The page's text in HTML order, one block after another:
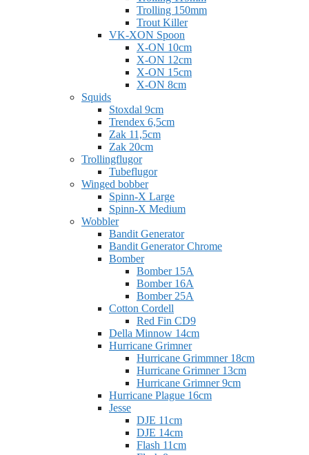
Trolling 150mm
Trout Killer
VK-XON Spoon
X-ON 10cm
X-ON 12cm
X-ON 15cm
X-ON 8cm
Squids
Stoxdal 9cm
Trendex 6,5cm
Zak 11,5cm
Zak 20cm
Trollingflugor
Tubeflugor
Winged bobber
Spinn-X Large
Spinn-X Medium
Wobbler
Bandit Generator
Bandit Generator Chrome
Bomber
Bomber 15A
Bomber 16A
Bomber 25A
Cotton Cordell
Red Fin CD9
Della Minnow 14cm
Hurricane Grimner
Hurricane Grimmner 18cm
Hurricane Grimner 13cm
Hurricane Grimner 9cm
Hurricane Plague 16cm
Jesse
DJE 11cm
DJE 14cm
Flash 11cm